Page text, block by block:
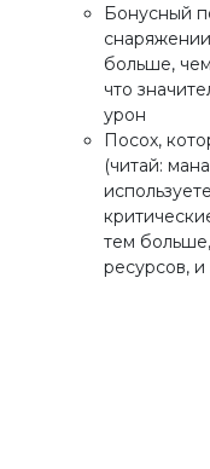
Бонусный
больше,
что
урон
Посох,
(читай:
тем
ресурсов,